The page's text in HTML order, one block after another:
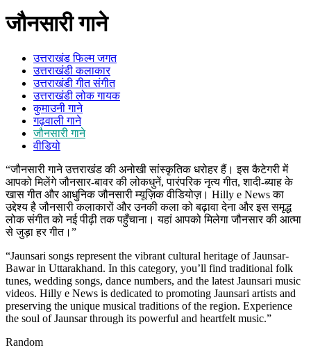
जौनसारी गाने
उत्तराखंड फिल्म जगत
उत्तराखंडी कलाकार
उत्तराखंडी गीत संगीत
उत्तराखंडी लोक गायक
कुमाउनी गाने
गढ़वाली गाने
जौनसारी गाने
वीडियो
“जौनसारी गाने उत्तराखंड की अनोखी सांस्कृतिक धरोहर हैं। इस कैटेगरी में
आपको मिलेंगे जौनसार-बावर की लोकधुनें, पारंपरिक नृत्य गीत, शादी-ब्याह के
खास गीत और आधुनिक जौनसारी म्यूज़िक वीडियोज़। Hilly e News का
उद्देश्य है जौनसारी कलाकारों और उनकी कला को बढ़ावा देना और इस समृद्ध
लोक संगीत को नई पीढ़ी तक पहुँचाना। यहां आपको मिलेगा जौनसार की आत्मा
से जुड़ा हर गीत।”
“Jaunsari songs represent the vibrant cultural heritage of Jaunsar-
Bawar in Uttarakhand. In this category, you’ll find traditional folk
tunes, wedding songs, dance numbers, and the latest Jaunsari music
videos. Hilly e News is dedicated to promoting Jaunsari artists and
preserving the unique musical traditions of the region. Experience
the soul of Jaunsar through its powerful and heartfelt music.”
Random